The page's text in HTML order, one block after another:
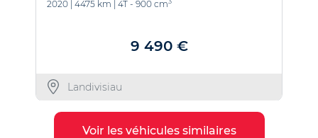
2020 | 4475 km | 4T - 900 cm
9 490 €
Landivisiau
Voir les véhicules similaires